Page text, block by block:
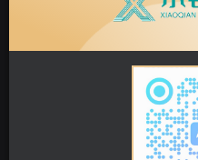
一款影视网HTML源码，原